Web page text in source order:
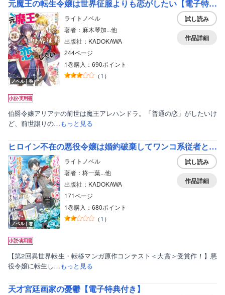
元魔王の転生令嬢は世界征服よりも恋がしたい【電子特典付き】
ノベル｜巻
ライトノベル
著者：麻木琴加...他
出版社：KADOKAWA
244ページ
1巻購入：690ポイント
（1 ）
試し読み
作品詳細
伯爵令嬢アリアナの前世は魔王アレハンドラ。「普通の恋」がしたいけ
ど、前世譲りの…もっと見る
ヒロイン不在の悪役令嬢は婚約破棄してワンコ系従者と逃亡する【電子特典付き】
ノベル｜巻
ライトノベル
著者：柊一葉...他
出版社：KADOKAWA
171ページ
1巻購入：680ポイント
（1 ）
試し読み
作品詳細
【第2回異世界転生・転移マンガ原作コンテスト＜大賞＞受賞作！】悪
役令嬢に転生し…もっと見る
天才宮廷画家の憂鬱【電子特典付き】